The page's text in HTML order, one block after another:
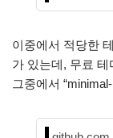
이중에서 적당한
가 있는데, 무료
그중에서